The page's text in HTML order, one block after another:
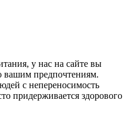
у нас на сайте вы
вашим предпочтениям.
с непереносимость
придерживается здорового